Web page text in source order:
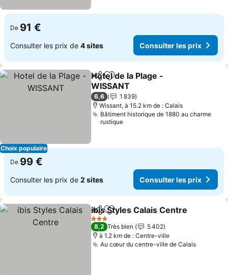
De 91 €
Consulter les prix de 4 sites Consulter les prix
Choix populaire
PartagerAjouter à mes favoris
Hotel de la Plage -
WISSANT
6,6
1 839
Wissant, à 15.2 km de : Calais
Bâtiment historique de 1880 au charme
rustique
De 99 €
Consulter les prix de 2 sites Consulter les prix
PartagerAjouter à mes favoris
ibis Styles Calais Centre
3 Étoiles
8,2 Très bien
5 402
à 1.2 km de : Centre-ville
Au cœur du centre-ville de Calais